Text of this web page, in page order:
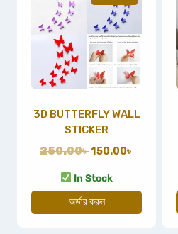
3D BUTTERFLY WALL
STICKER
250.00৳150.00৳
In Stock
অর্ডার করুন